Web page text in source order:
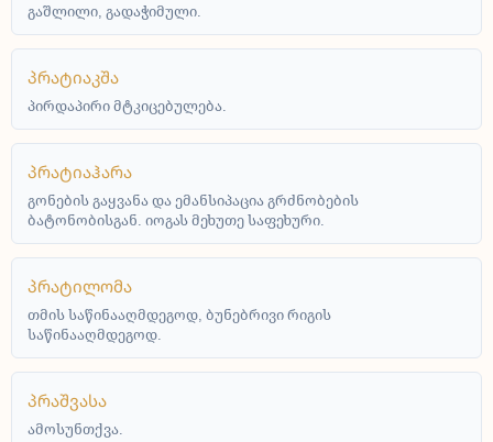
გაშლილი, გადაჭიმული.
პრატიაკშა
პირდაპირი მტკიცებულება.
პრატიაჰარა
გონების გაყვანა და ემანსიპაცია გრძნობების
ბატონობისგან. იოგას მეხუთე საფეხური.
პრატილომა
თმის საწინააღმდეგოდ, ბუნებრივი რიგის
საწინააღმდეგოდ.
პრაშვასა
ამოსუნთქვა.